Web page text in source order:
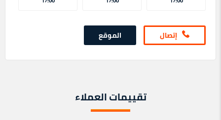
إتصال الموقع
تقييمات العملاء